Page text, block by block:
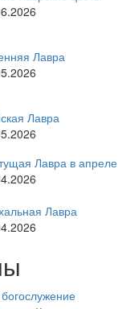
Лавра
Лавра
Лавра в апреле
Лавра